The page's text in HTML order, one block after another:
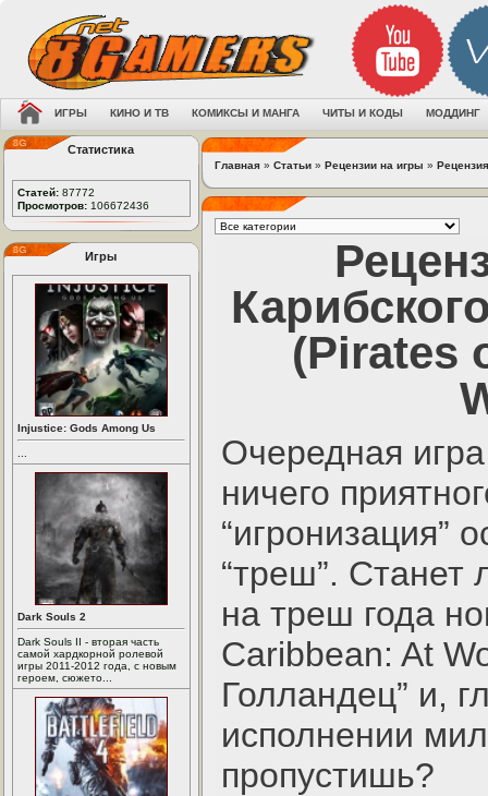
ИГРЫ КИНО И ТВ КОМИКСЫ И МАНГА ЧИТЫ И КОДЫ МОДДИНГ
Статистика
Статей: 87772
Просмотров: 106672436
Игры
Injustice: Gods Among Us
Dark Souls 2
Dark Souls II - вторая часть
самой хардкорной ролевой
игры 2011-2012 года, с новым
героем, сюжето...
Главная » Статьи » Рецензии на игры »
(Pirates
Очередная
ничего
“игронизация”
“треш”. Станет
на треш года
Caribbean: At
Голландец” и,
исполнении
пропустишь?